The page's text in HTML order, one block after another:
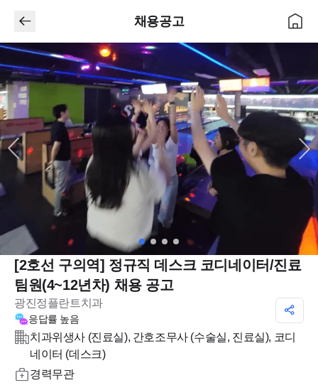
채용공고
[2호선 구의역] 정규직 데스크 코디네이터/진료
팀원(4~12년차) 채용 공고
광진정플란트치과
응답률 높음
치과위생사 (진료실), 간호조무사 (수술실, 진료실), 코디
네이터 (데스크)
경력무관